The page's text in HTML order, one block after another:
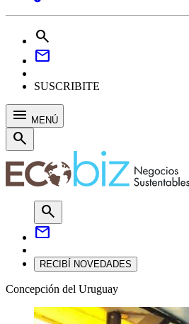
search
mail
SUSCRIBITE
menu MENÚ
search
search
mail
RECIBÍ NOVEDADES
Concepción del Uruguay